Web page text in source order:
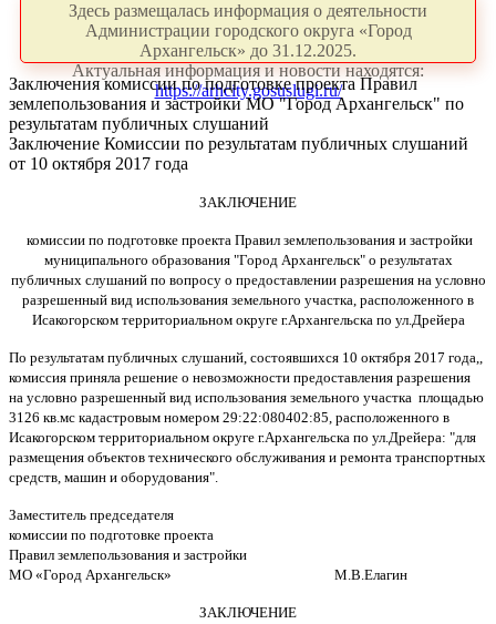
Здесь размещалась информация о деятельности
Администрации городского округа «Город
Архангельск» до 31.12.2025.
Актуальная информация и новости находятся:
https://arhcity.gosuslugi.ru/
Заключения комиссии по подготовке проекта Правил
землепользования и застройки МО "Город Архангельск" по
результатам публичных слушаний
Заключение Комиссии по результатам публичных слушаний
от 10 октября 2017 года
ЗАКЛЮЧЕНИЕ
комиссии по подготовке проекта Правил землепользования и застройки
муниципального образования "Город Архангельск" о результатах
публичных слушаний по вопросу о предоставлении разрешения на условно
разрешенный вид использования земельного участка, расположенного в
Исакогорском территориальном округе г.Архангельска по ул.Дрейера
По результатам публичных слушаний, состоявшихся 10 октября 2017 года,,
комиссия приняла решение о невозможности предоставления разрешения
на условно разрешенный вид использования земельного участка площадью
3126 кв.мс кадастровым номером 29:22:080402:85, расположенного в
Исакогорском территориальном округе г.Архангельска по ул.Дрейера: "для
размещения объектов технического обслуживания и ремонта транспортных
средств, машин и оборудования".
Заместитель председателя
комиссии по подготовке проекта
Правил землепользования и застройки
МО «Город Архангельск» М.В.Елагин
ЗАКЛЮЧЕНИЕ